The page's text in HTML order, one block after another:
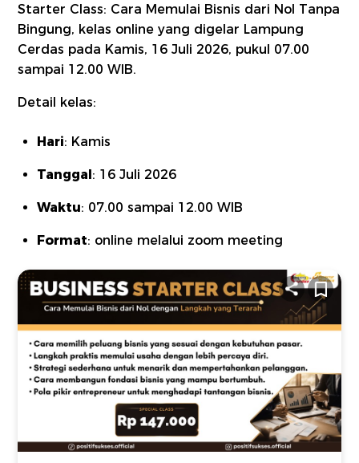
Starter Class: Cara Memulai Bisnis dari Nol Tanpa
Bingung, kelas online yang digelar Lampung
Cerdas pada Kamis, 16 Juli 2026, pukul 07.00
sampai 12.00 WIB.
Detail kelas:
Hari: Kamis
Tanggal: 16 Juli 2026
Waktu: 07.00 sampai 12.00 WIB
Format: online melalui zoom meeting